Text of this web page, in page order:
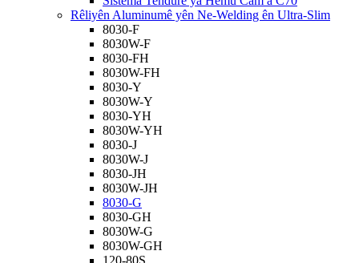
Rêliyên Aluminumê yên Ne-Welding ên Ultra-Slim
8030-F
8030W-F
8030-FH
8030W-FH
8030-Y
8030W-Y
8030-YH
8030W-YH
8030-J
8030W-J
8030-JH
8030W-JH
8030-G
8030-GH
8030W-G
8030W-GH
120-80S